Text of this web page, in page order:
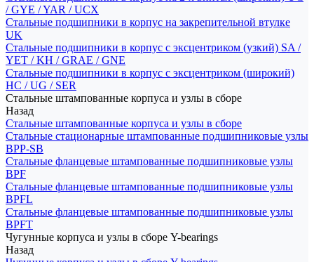
/ GYE / YAR / UCX
Стальные подшипники в корпус на закрепительной втулке
UK
Стальные подшипники в корпус с эксцентриком (узкий) SA /
YET / KH / GRAE / GNE
Стальные подшипники в корпус с эксцентриком (широкий)
HC / UG / SER
Стальные штампованные корпуса и узлы в сборе
Назад
Стальные штампованные корпуса и узлы в сборе
Стальные стационарные штампованные подшипниковые узлы
BPP-SB
Стальные фланцевые штампованные подшипниковые узлы
BPF
Стальные фланцевые штампованные подшипниковые узлы
BPFL
Стальные фланцевые штампованные подшипниковые узлы
BPFT
Чугунные корпуса и узлы в сборе Y-bearings
Назад